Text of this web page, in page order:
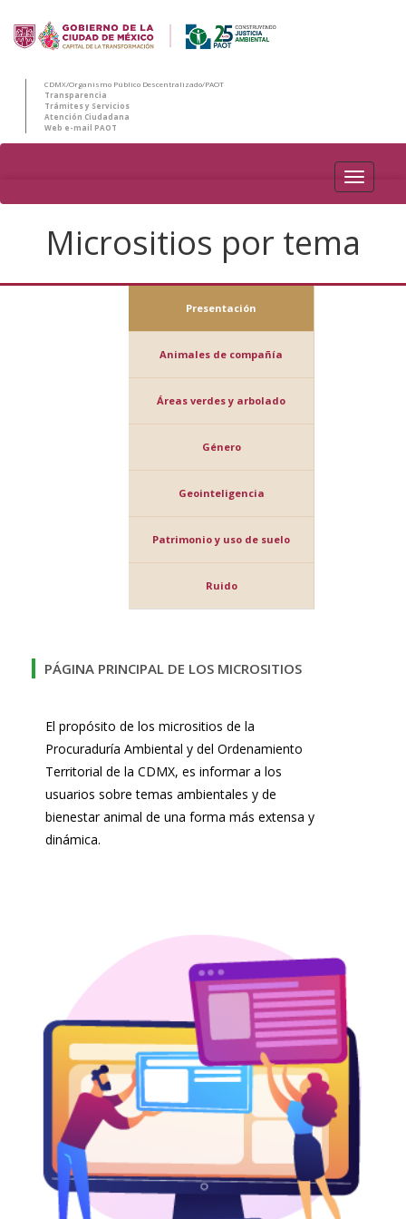
CDMX/Organismo Público Descentralizado/PAOT
Transparencia
Trámites y Servicios
Atención Ciudadana
Web e-mail PAOT
PAOT
Micrositios por tema
Presentación
Animales de compañía
Áreas verdes y arbolado
Género
Geointeligencia
Patrimonio y uso de suelo
Ruido
PÁGINA PRINCIPAL DE LOS MICROSITIOS
El propósito de los micrositios de la
Procuraduría Ambiental y del Ordenamiento
Territorial de la CDMX, es informar a los
usuarios sobre temas ambientales y de
bienestar animal de una forma más extensa y
dinámica.